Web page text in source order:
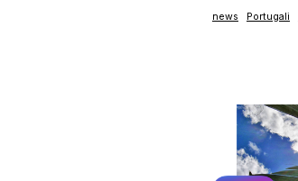
news Portugali